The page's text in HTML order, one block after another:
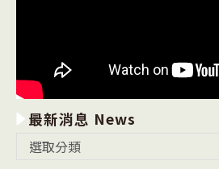
最新消息 News
選取分類